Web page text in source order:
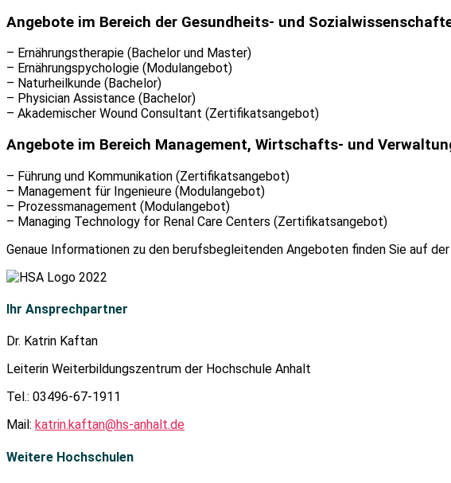
Angebote im Bereich der Gesundheits- und
– Ernährungstherapie (Bachelor und Master)
– Ernährungspychologie (Modulangebot)
– Naturheilkunde (Bachelor)
– Physician Assistance (Bachelor)
– Akademischer Wound Consultant (Zertifikatsangebot)
Angebote im Bereich Management, Wirtschafts- und
– Führung und Kommunikation (Zertifikatsangebot)
– Management für Ingenieure (Modulangebot)
– Prozessmanagement (Modulangebot)
– Managing Technology for Renal Care Centers (Zertifikatsangebot)
Genaue Informationen zu den berufsbegleitenden Angeboten finden Sie auf
Ihr Ansprechpartner
Dr. Katrin Kaftan
Leiterin Weiterbildungszentrum der Hochschule Anhalt
Tel.: 03496-67-1911
Mail: katrin.kaftan@hs-anhalt.de
Weitere Hochschulen